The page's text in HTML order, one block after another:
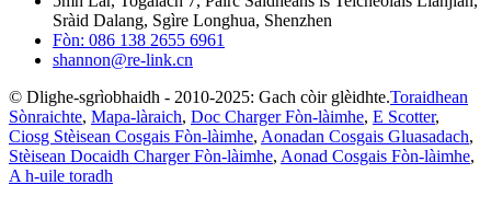
Sràid Dalang, Sgìre Longhua, Shenzhen
Fòn: 086 138 2655 6961
shannon@re-link.cn
© Dlighe-sgrìobhaidh - 2010-2025: Gach còir glèidhte.Toraidhean
Sònraichte, Mapa-làraich, Doc Charger Fòn-làimhe, E Scotter,
Ciosg Stèisean Cosgais Fòn-làimhe, Aonadan Cosgais Gluasadach,
Stèisean Docaidh Charger Fòn-làimhe, Aonad Cosgais Fòn-làimhe,
A h-uile toradh